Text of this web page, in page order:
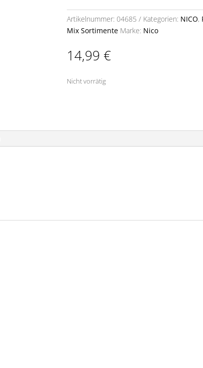
Artikelnummer: 04685 Kategorien: NICO,
Mix Sortimente Marke: Nico
14,99 €
Nicht vorrätig